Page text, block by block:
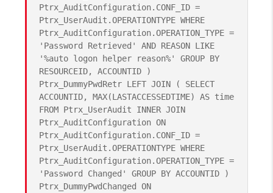
Ptrx_AuditConfiguration.CONF_ID =
Ptrx_UserAudit.OPERATIONTYPE WHERE
Ptrx_AuditConfiguration.OPERATION_TYPE =
'Password Retrieved' AND REASON LIKE
'%auto logon helper reason%' GROUP BY
RESOURCEID, ACCOUNTID )
Ptrx_DummyPwdRetr LEFT JOIN ( SELECT
ACCOUNTID, MAX(LASTACCESSEDTIME) AS time
FROM Ptrx_UserAudit INNER JOIN
Ptrx_AuditConfiguration ON
Ptrx_AuditConfiguration.CONF_ID =
Ptrx_UserAudit.OPERATIONTYPE WHERE
Ptrx_AuditConfiguration.OPERATION_TYPE =
'Password Changed' GROUP BY ACCOUNTID )
Ptrx_DummyPwdChanged ON